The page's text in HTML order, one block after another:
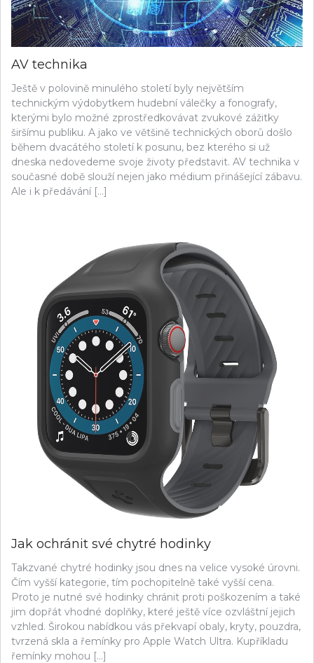
AV technika
Ještě v polovině minulého století byly největším
technickým výdobytkem hudební válečky a fonografy,
kterými bylo možné zprostředkovávat zvukové zážitky
širšímu publiku. A jako ve většině technických oborů došlo
během dvacátého století k posunu, bez kterého si už
dneska nedovedeme svoje životy představit. AV technika v
současné době slouží nejen jako médium přinášející zábavu.
Ale i k předávání […]
Jak ochránit své chytré hodinky
Takzvané chytré hodinky jsou dnes na velice vysoké úrovni.
Čím vyšší kategorie, tím pochopitelně také vyšší cena.
Proto je nutné své hodinky chránit proti poškozením a také
jim dopřát vhodné doplňky, které ještě více ozvláštní jejich
vzhled. Širokou nabídkou vás překvapí obaly, kryty, pouzdra,
tvrzená skla a řemínky pro Apple Watch Ultra. Kupříkladu
řemínky mohou […]